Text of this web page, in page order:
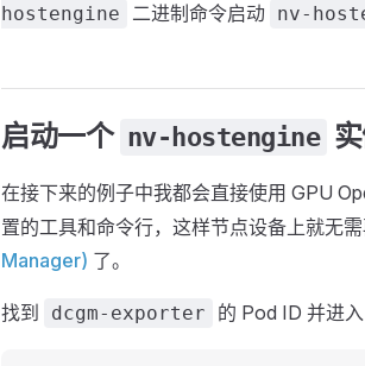
hostengine
二进制命令启动 nv-
启动一个 nv-hostengine
在接下来的例子中我都会直接使用 GPU
置的工具和命令行，这样节点设备上就无
Manager) 了。
找到 dcgm-exporter 的 Pod ID 并进